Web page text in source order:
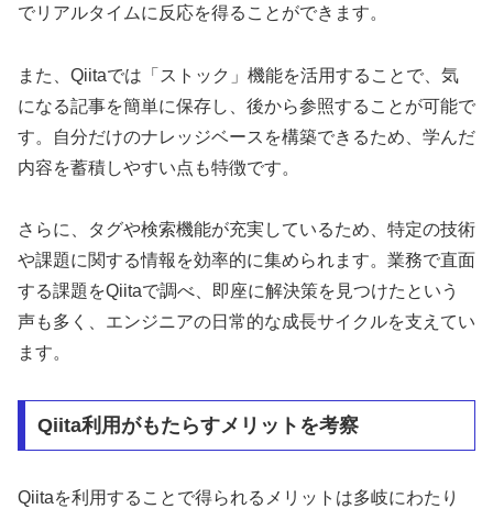
でリアルタイムに反応を得ることができます。
また、Qiitaでは「ストック」機能を活用することで、気
になる記事を簡単に保存し、後から参照することが可能で
す。自分だけのナレッジベースを構築できるため、学んだ
内容を蓄積しやすい点も特徴です。
さらに、タグや検索機能が充実しているため、特定の技術
や課題に関する情報を効率的に集められます。業務で直面
する課題をQiitaで調べ、即座に解決策を見つけたという
声も多く、エンジニアの日常的な成長サイクルを支えてい
ます。
Qiita利用がもたらすメリットを考察
Qiitaを利用することで得られるメリットは多岐にわたり